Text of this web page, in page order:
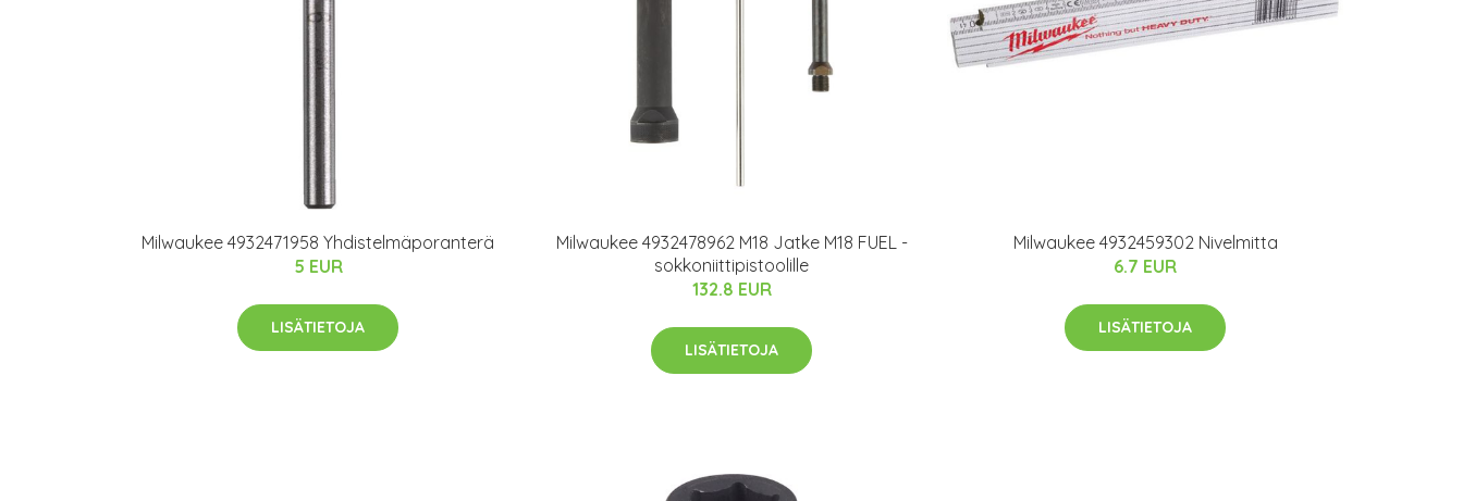
Milwaukee 4932471958 Yhdistelmäporanterä
5 EUR
LISÄTIETOJA
Milwaukee 4932478962 M18 Jatke M18 FUEL -
sokkoniittipistoolille
132.8 EUR
LISÄTIETOJA
Milwaukee 4932459302 Nivelmitta
6.7 EUR
LISÄTIETOJA